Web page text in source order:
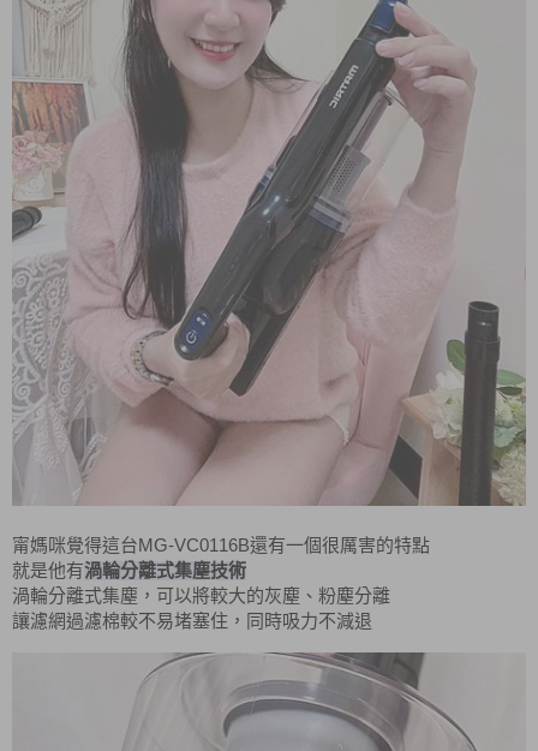
甯媽咪覺得這台MG-VC0116B還有一個很厲害的特點
就是他有渦輪分離式集塵技術
渦輪分離式集塵，可以將較大的灰塵、粉塵分離
讓濾網過濾棉較不易堵塞住，同時吸力不減退